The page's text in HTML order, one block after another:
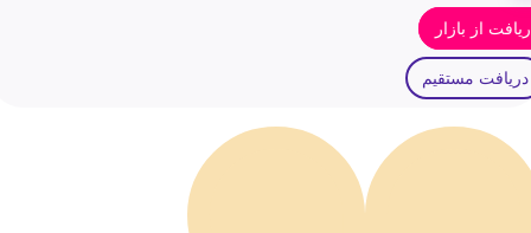
از بازار
دریافت مستقیم